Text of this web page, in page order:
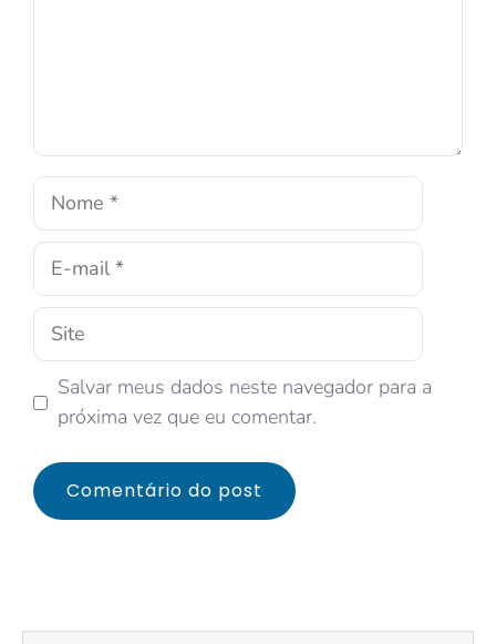
Salvar meus dados neste navegador para a
próxima vez que eu comentar.